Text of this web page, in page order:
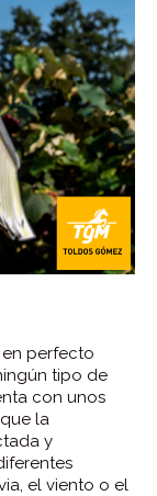
perfecto
tipo de
con unos
la
y
el viento o el